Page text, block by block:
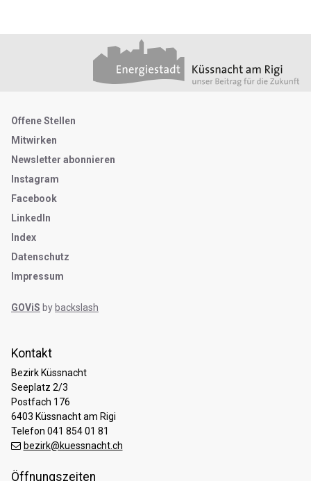
Kontakt
Bezirk Küssnacht
Seeplatz 2/3
Postfach 176
6403 Küssnacht am Rigi
Telefon 041 854 01 81
bezirk@kuessnacht.ch
Öffnungszeiten
Metanavigation
Offene Stellen
Mitwirken
Newsletter abonnieren
Instagram
Facebook
LinkedIn
Index
Datenschutz
Impressum
GOViS by backslash